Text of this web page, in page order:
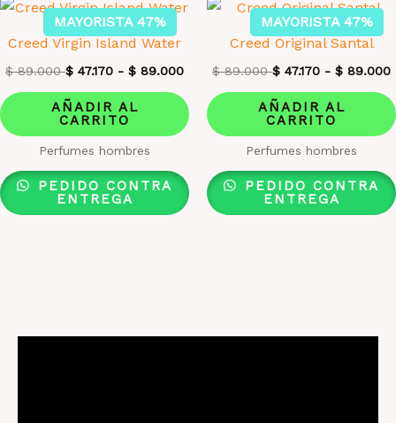
MAYORISTA 47%
Creed Virgin Island Water
$89.000 $ 47.170 - $ 89.000
AÑADIR AL
CARRITO
Perfumes hombres
PEDIDO CONTRA
ENTREGA
MAYORISTA 47%
Creed Original Santal
$89.000 $ 47.170 - $ 89.000
AÑADIR AL
CARRITO
Perfumes hombres
PEDIDO CONTRA
ENTREGA